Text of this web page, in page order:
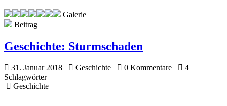
Galerie
Beitrag
Geschichte: Sturmschaden
31. Januar 2018 Geschichte 0 Kommentare
4
Schlagwörter
Geschichte